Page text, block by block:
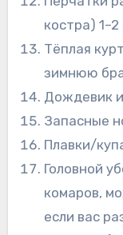
костра)
Тёплая
зимнюю
Дождевик
Запасные
Плавки/
Головной
комаров,
если вас